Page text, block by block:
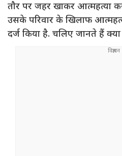
तौर पर जहर खाकर आत्महत्या
उसके परिवार के खिलाफ
दर्ज किया है. चलिए जानते हैं क्या